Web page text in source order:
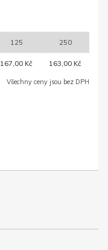
125 250
167,00 Kč 163,00 Kč
Všechny ceny jsou bez DPH